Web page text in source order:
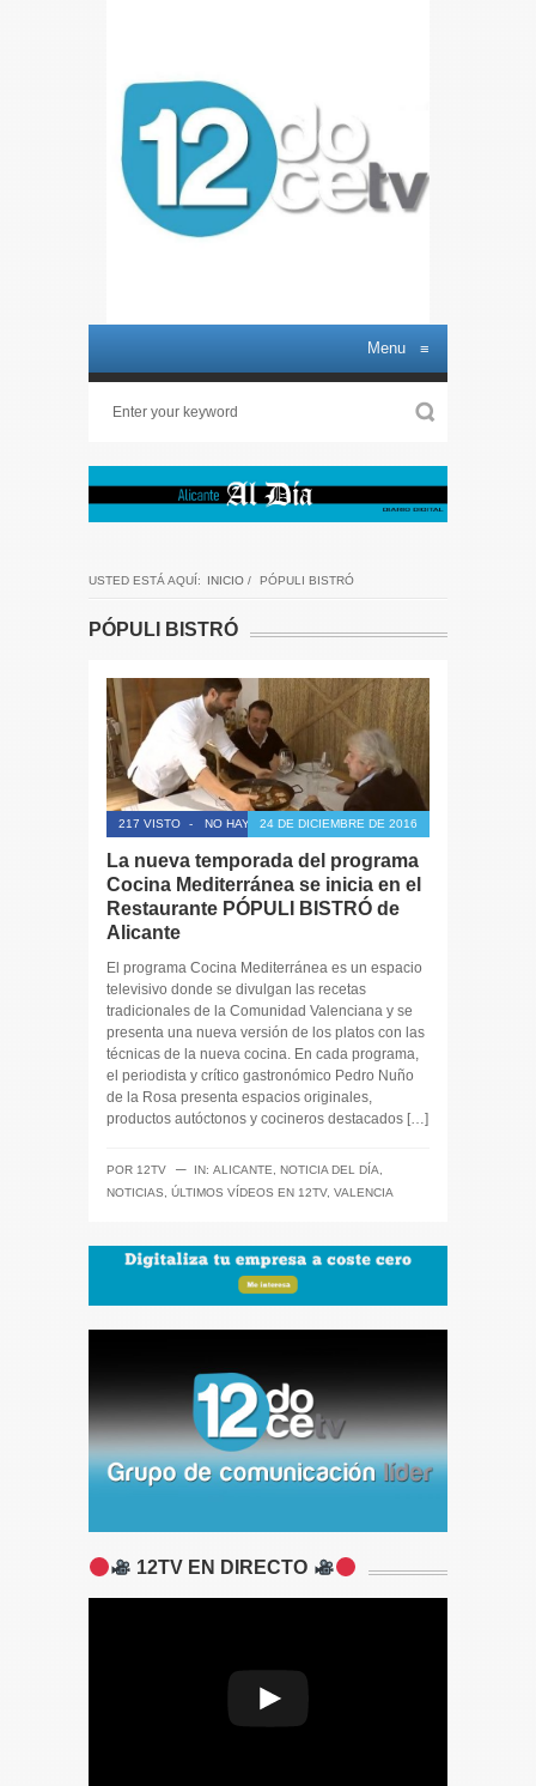
Menu ≡
USTED ESTÁ AQUÍ: INICIO / PÓPULI BISTRÓ
PÓPULI BISTRÓ
217 VISTO - NO HAY COMENTARIOS
24 DE DICIEMBRE DE 2016
La nueva temporada del programa
Cocina Mediterránea se inicia en el
Restaurante PÓPULI BISTRÓ de
Alicante
El programa Cocina Mediterránea es un espacio
televisivo donde se divulgan las recetas
tradicionales de la Comunidad Valenciana y se
presenta una nueva versión de los platos con las
técnicas de la nueva cocina. En cada programa,
el periodista y crítico gastronómico Pedro Nuño
de la Rosa presenta espacios originales,
productos autóctonos y cocineros destacados […]
POR 12TV ─ IN: ALICANTE, NOTICIA DEL DÍA,
NOTICIAS, ÚLTIMOS VÍDEOS EN 12TV, VALENCIA
12TV EN DIRECTO
Play